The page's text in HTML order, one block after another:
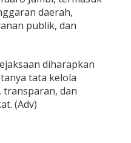
daerah,
publik, dan
diharapkan
tata kelola
dan
(Adv)